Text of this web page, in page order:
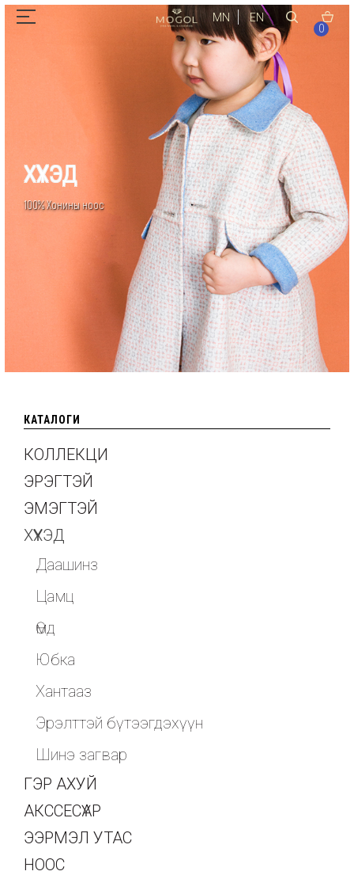
MN
EN
0
ХҮҮХЭД
100% Хонины ноос
КАТАЛОГИ
КОЛЛЕКЦИ
ЭРЭГТЭЙ
ЭМЭГТЭЙ
ХҮҮХЭД
Даашинз
Цамц
Өмд
Юбка
Хантааз
Эрэлттэй бүтээгдэхүүн
Шинэ загвар
ГЭР АХУЙ
АКССЕСҮАР
ЭЭРМЭЛ УТАС
НООС